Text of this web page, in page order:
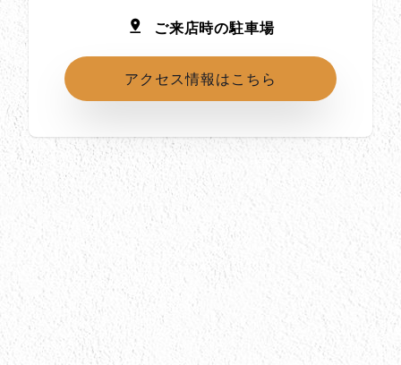
ご来店時の駐車場
アクセス情報はこちら
所在地